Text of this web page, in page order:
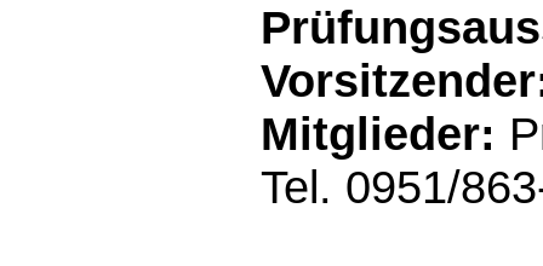
Mitglieder:
Tel. 0951/